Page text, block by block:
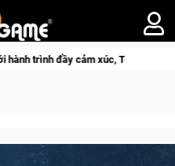
đầy cảm xúc, Team Falcons lên